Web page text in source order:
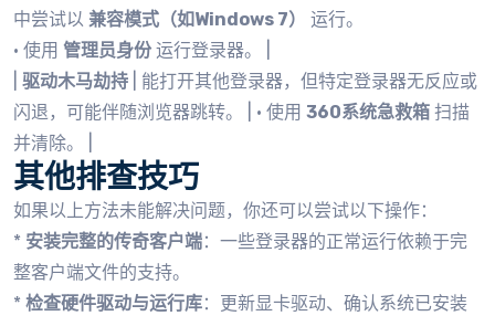
中尝试以 兼容模式（如Windows 7）
运行。
• 使用 管理员身份 运行登录器。 |
驱动木马劫持 | 能打开其他登录器，但特定登录器无反应或
闪退，可能伴随浏览器跳转。 | • 使用 360系统急救箱 扫描
并清除。 |
其他排查技巧
如果以上方法未能解决问题，你还可以尝试以下操作：
* 安装完整的传奇客户端：一些登录器的正常运行依赖于完
整客户端文件的支持。
* 检查硬件驱动与运行库：更新显卡驱动、确认系统已安装